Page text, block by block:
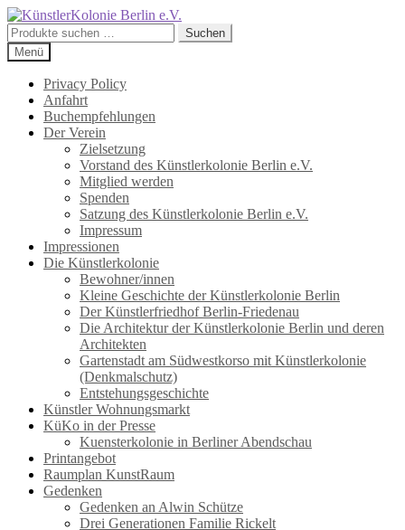
Zur
Navigation
springen
Zum
Inhalt
springen
Suchen
nach:
Suchen
Menü
Privacy Policy
Anfahrt
Buchempfehlungen
Der Verein
Zielsetzung
Vorstand des Künstlerkolonie Berlin e.V.
Mitglied werden
Spenden
Satzung des Künstlerkolonie Berlin e.V.
Impressum
Impressionen
Die Künstlerkolonie
Bewohner/innen
Kleine Geschichte der Künstlerkolonie Berlin
Der Künstlerfriedhof Berlin-Friedenau
Die Architektur der Künstlerkolonie Berlin und deren
Architekten
Gartenstadt am Südwestkorso mit Künstlerkolonie
(Denkmalschutz)
Entstehungsgeschichte
Künstler Wohnungsmarkt
KüKo in der Presse
Kuensterkolonie in Berliner Abendschau
Printangebot
Raumplan KunstRaum
Gedenken
Gedenken an Alwin Schütze
Drei Generationen Familie Rickelt